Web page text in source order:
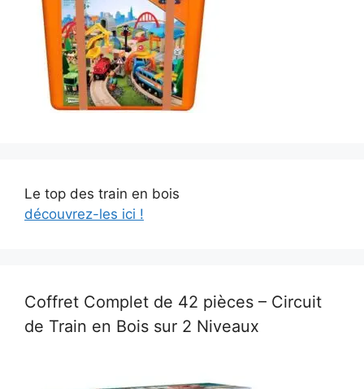
Le top des train en bois
découvrez-les ici !
Coffret Complet de 42 pièces – Circuit
de Train en Bois sur 2 Niveaux